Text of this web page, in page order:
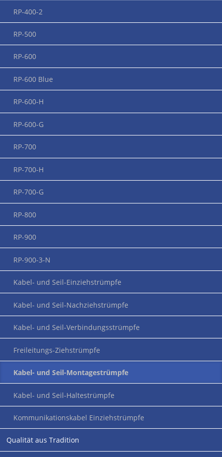
RP-400-2
RP-500
RP-600
RP-600 Blue
RP-600-H
RP-600-G
RP-700
RP-700-H
RP-700-G
RP-800
RP-900
RP-900-3-N
Kabel- und Seil-Einziehstrümpfe
Kabel- und Seil-Nachziehstrümpfe
Kabel- und Seil-Verbindungsstrümpfe
Freileitungs-Ziehstrümpfe
Kabel- und Seil-Montagestrümpfe
Kabel- und Seil-Haltestrümpfe
Kommunikationskabel Einziehstrümpfe
Qualität aus Tradition
ZUM PRODUKT
RP-600-G
Dieser Strumpf ist die Lösung! Besonderen Einsatz findet
sowie in Schwimmkränen, Seilbahn- und Krananlagen.
ZUM PRODUKT
RP-700
diese Strümpfe bei der Montage der Hit. Ihre flexible Art der
Montage an jeder beliebigen Stelle des Kabels angebracht
ZUM PRODUKT
Kabel- und Seil-
Montagestrümpfe
(Blue)
RP-600 Blue (DGM)
Entwickelt speziell (aber nicht ausschließlich) für den Einsatz
in Wind-Energieanlagen und hier insbesondere im Bereich
der Loop-Kabel. Zugentlastende Aufhängung der
beweglichen Kabel und Leitungen mit höchstmöglichem
Schutzfaktor.